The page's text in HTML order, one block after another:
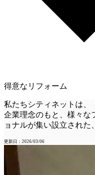
得意なリフォーム
私たちシティネットは、
企業理念のもと、様々な
ョナルが集い設立された
更新日：2026/03/06